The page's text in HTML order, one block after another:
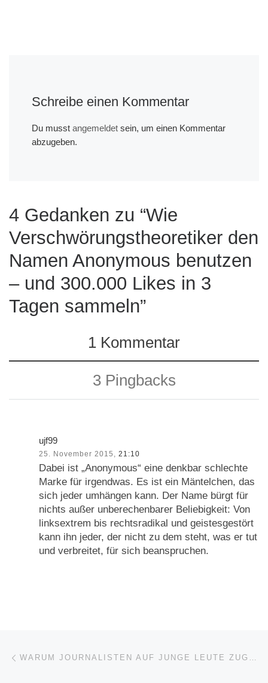
Schreibe einen Kommentar
Du musst angemeldetsein, um einen Kommentar
abzugeben.
4 Gedanken zu “Wie
Verschwörungstheoretiker den
Namen Anonymous benutzen
– und 300.000 Likes in 3
Tagen sammeln”
1 Kommentar
3 Pingbacks
ujf99
25. November 2015, 21:10
Dabei ist „Anonymous“ eine denkbar schlechte
Marke für irgendwas. Es ist ein Mäntelchen, das
sich jeder umhängen kann. Der Name bürgt für
nichts außer unberechenbarer Beliebigkeit: Von
linksextrem bis rechtsradikal und geistesgestört
kann ihn jeder, der nicht zu dem steht, was er tut
und verbreitet, für sich beanspruchen.
Beitragsnavigation WARUM JOURNALISTEN AUF JUNGE LEUTE ZUGEHEN MÜSSEN – UND NICHT UMGEKEHRT